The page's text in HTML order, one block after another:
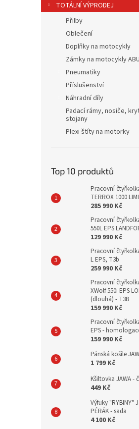
TOTÁLNÍ VÝPRODEJ
Přilby
Oblečení
Doplňky na motocykly
Zámky na motocykly
Pneumatiky
Příslušenství
Náhradní díly
Padací rámy, nosiče,
stojany
Plexi štíty na motorky
Top 10 produktů
Pracovní
TERROX 1000
285 990 Kč
Pracovní
550L EPS
129 990 Kč
Pracovní
L EPS, T3b
259 990 Kč
Pracovní
XWolf 550i EPS
(dlouhá) - T3B
159 990 Kč
Pracovní
EPS -
159 990 Kč
Pánská košile
1 799 Kč
Kšiltovka JAWA -
449 Kč
Výfuky "RYBINY"
PÉRÁK - sada
4 100 Kč